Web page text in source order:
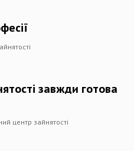
завжди готова
центр зайнятості